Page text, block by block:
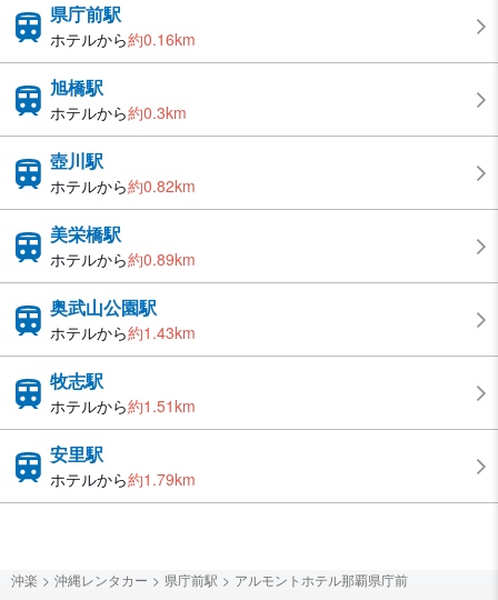
県庁前駅
ホテルから約0.16km
旭橋駅
ホテルから約0.3km
壺川駅
ホテルから約0.82km
美栄橋駅
ホテルから約0.89km
奥武山公園駅
ホテルから約1.43km
牧志駅
ホテルから約1.51km
安里駅
ホテルから約1.79km
沖楽 沖縄レンタカー 県庁前駅 アルモントホテル那覇県庁前